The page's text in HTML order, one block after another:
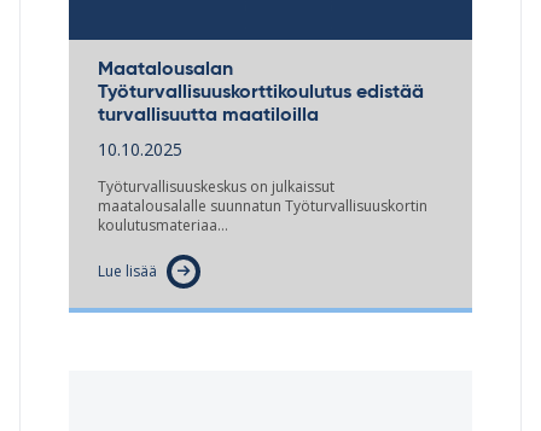
Maatalousalan
Työturvallisuuskorttikoulutus edistää
turvallisuutta maatiloilla
10.10.2025
Työturvallisuuskeskus on julkaissut
maatalousalalle suunnatun Työturvallisuuskortin
koulutusmateriaa…
Lue lisää